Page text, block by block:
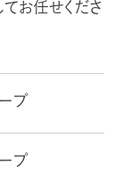
お任せくださ
プ
プ